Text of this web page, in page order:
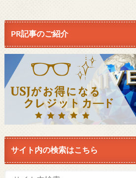
PR記事のご紹介
サイト内の検索はこちら